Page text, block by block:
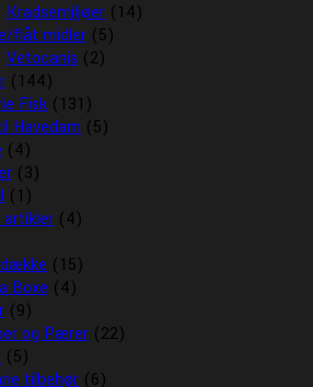
Kradsemiljøer (14)
flåt midler (5)
Vetocanis (2)
(144)
Fisk (131)
Havedam (5)
(4)
(3)
(1)
artikler (4)
(15)
Boxe (4)
(9)
og Pærer (22)
(5)
tilbehør (6)